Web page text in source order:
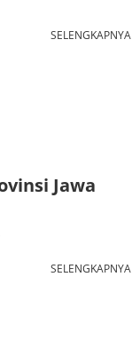
SELENGKAPNYA
Jawa
SELENGKAPNYA